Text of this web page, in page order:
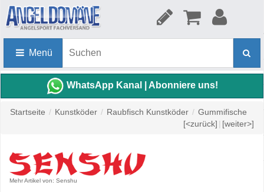
Menü
WhatsApp Kanal | Abonniere uns!
Startseite / Kunstköder / Raubfisch Kunstköder / Gummifische
[<zurück] | [weiter>]
Mehr Artikel von: Senshu